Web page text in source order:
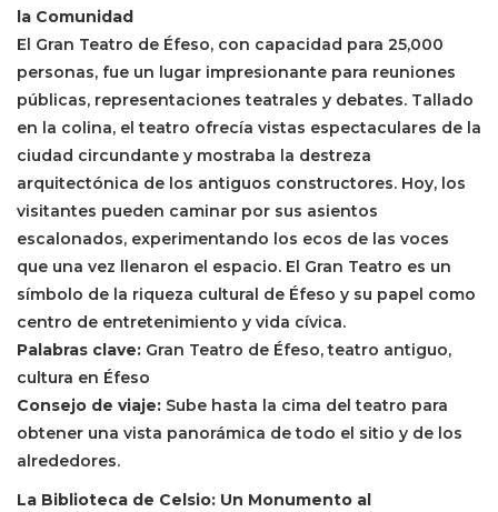
la Comunidad
El Gran Teatro de Éfeso, con capacidad para 25,000
personas, fue un lugar impresionante para reuniones
públicas, representaciones teatrales y debates. Tallado
en la colina, el teatro ofrecía vistas espectaculares de la
ciudad circundante y mostraba la destreza
arquitectónica de los antiguos constructores. Hoy, los
visitantes pueden caminar por sus asientos
escalonados, experimentando los ecos de las voces
que una vez llenaron el espacio. El Gran Teatro es un
símbolo de la riqueza cultural de Éfeso y su papel como
centro de entretenimiento y vida cívica.
Palabras clave: Gran Teatro de Éfeso, teatro antiguo,
cultura en Éfeso
Consejo de viaje: Sube hasta la cima del teatro para
obtener una vista panorámica de todo el sitio y de los
alrededores.
La Biblioteca de Celsio: Un Monumento al